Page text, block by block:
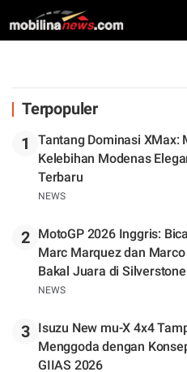
Klasemen
Terpopuler
1
Tantang Dominasi XMax:
Kelebihan Modenas
Terbaru
NEWS
2
MotoGP 2026 Inggris:
Marc Marquez dan
Bakal Juara di Silverstone
NEWS
3
Isuzu New mu-X 4x4
Menggoda dengan
GIIAS 2026